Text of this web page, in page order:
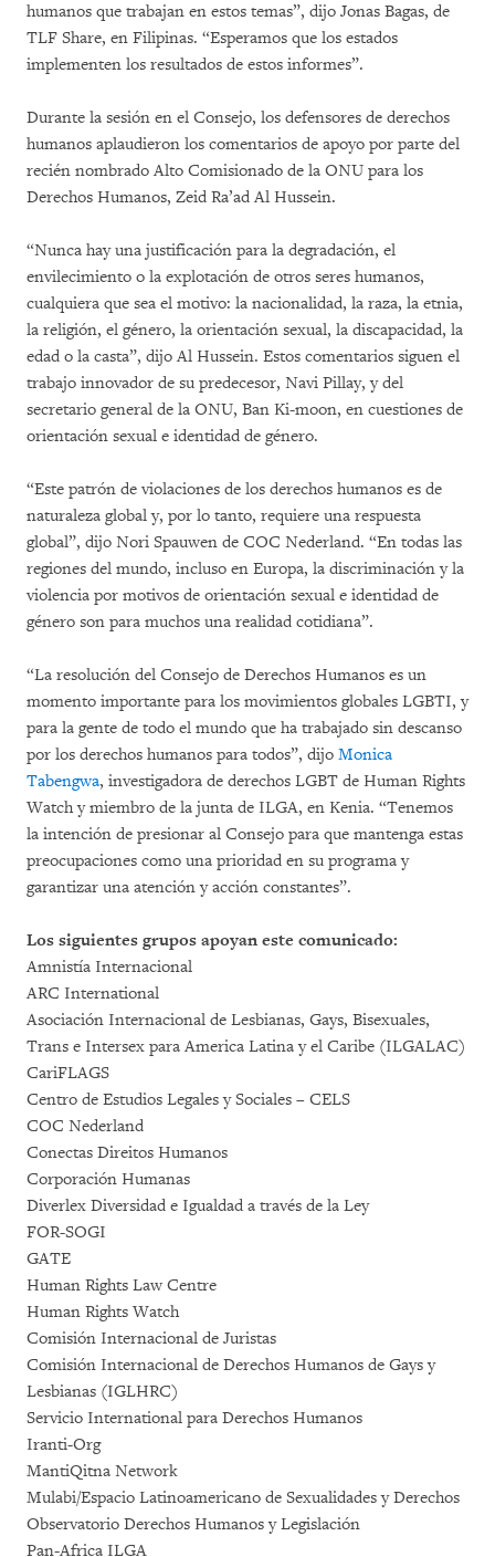
humanos que trabajan en estos temas”, dijo Jonas Bagas, de
TLF Share, en Filipinas. “Esperamos que los estados
implementen los resultados de estos informes”.
Durante la sesión en el Consejo, los defensores de derechos
humanos aplaudieron los comentarios de apoyo por parte del
recién nombrado Alto Comisionado de la ONU para los
Derechos Humanos, Zeid Ra’ad Al Hussein.
“Nunca hay una justificación para la degradación, el
envilecimiento o la explotación de otros seres humanos,
cualquiera que sea el motivo: la nacionalidad, la raza, la etnia,
la religión, el género, la orientación sexual, la discapacidad, la
edad o la casta”, dijo Al Hussein. Estos comentarios siguen el
trabajo innovador de su predecesor, Navi Pillay, y del
secretario general de la ONU, Ban Ki-moon, en cuestiones de
orientación sexual e identidad de género.
“Este patrón de violaciones de los derechos humanos es de
naturaleza global y, por lo tanto, requiere una respuesta
global”, dijo Nori Spauwen de COC Nederland. “En todas las
regiones del mundo, incluso en Europa, la discriminación y la
violencia por motivos de orientación sexual e identidad de
género son para muchos una realidad cotidiana”.
“La resolución del Consejo de Derechos Humanos es un
momento importante para los movimientos globales LGBTI, y
para la gente de todo el mundo que ha trabajado sin descanso
por los derechos humanos para todos”, dijo Monica
Tabengwa, investigadora de derechos LGBT de Human Rights
Watch y miembro de la junta de ILGA, en Kenia. “Tenemos
la intención de presionar al Consejo para que mantenga estas
preocupaciones como una prioridad en su programa y
garantizar una atención y acción constantes”.
Los siguientes grupos apoyan este comunicado:
Amnistía Internacional
ARC International
Asociación Internacional de Lesbianas, Gays, Bisexuales,
Trans e Intersex para America Latina y el Caribe (ILGALAC)
CariFLAGS
Centro de Estudios Legales y Sociales – CELS
COC Nederland
Conectas Direitos Humanos
Corporación Humanas
Diverlex Diversidad e Igualdad a través de la Ley
FOR-SOGI
GATE
Human Rights Law Centre
Human Rights Watch
Comisión Internacional de Juristas
Comisión Internacional de Derechos Humanos de Gays y
Lesbianas (IGLHRC)
Servicio International para Derechos Humanos
Iranti-Org
MantiQitna Network
Mulabi/Espacio Latinoamericano de Sexualidades y Derechos
Observatorio Derechos Humanos y Legislación
Pan-Africa ILGA